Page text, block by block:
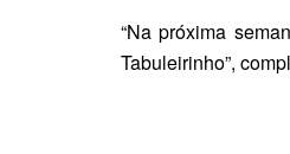
“Na próxima
Tabuleirinho”,